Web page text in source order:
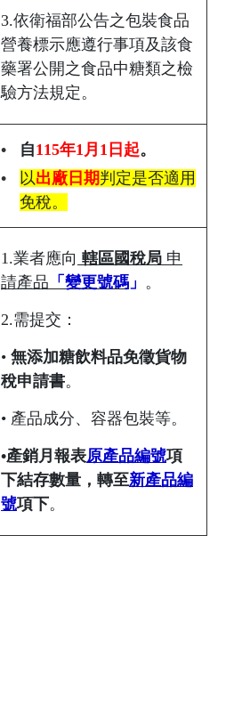
3.依衛福部公告之包裝食品
營養標示應遵行事項及該食
藥署公開之食品中糖類之檢
驗方法規定。
自115年1月1日起。
以出廠日期判定是否適用
免稅。
1.業者應向 轄區國稅局 申
請產品 「變更號碼 」 。
2.需提交：
• 無添加糖飲料品免徵貨物
稅申請書。
• 產品成分、容器包裝等。
•產銷月報表原產品編號項
下結存數量，轉至新產品編
號項下。